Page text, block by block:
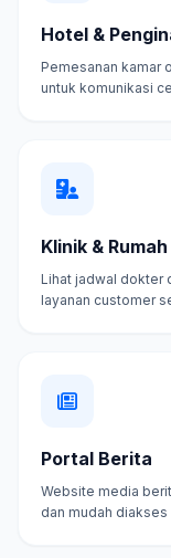
Hotel &
Pemesanan kamar
untuk komunikasi
Klinik &
Lihat jadwal dokter
layanan customer
Portal Berita
Website media
dan mudah